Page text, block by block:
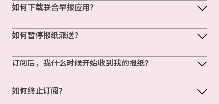
如何下载联合早报应用？
如何暂停报纸派送？
订阅后，我什么时候开始收到我的报纸？
如何终止订阅？